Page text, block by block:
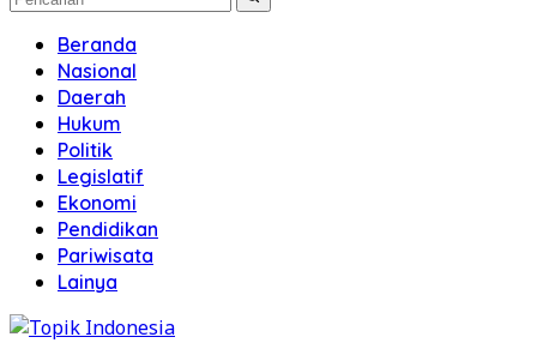
Beranda
Nasional
Daerah
Hukum
Politik
Legislatif
Ekonomi
Pendidikan
Pariwisata
Lainya